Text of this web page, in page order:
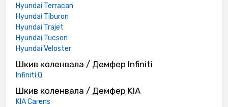
Hyundai Terracan
Hyundai Tiburon
Hyundai Trajet
Hyundai Tucson
Hyundai Veloster
Шкив коленвала / Демфер Infiniti
Infiniti Q
Шкив коленвала / Демфер KIA
KIA Carens